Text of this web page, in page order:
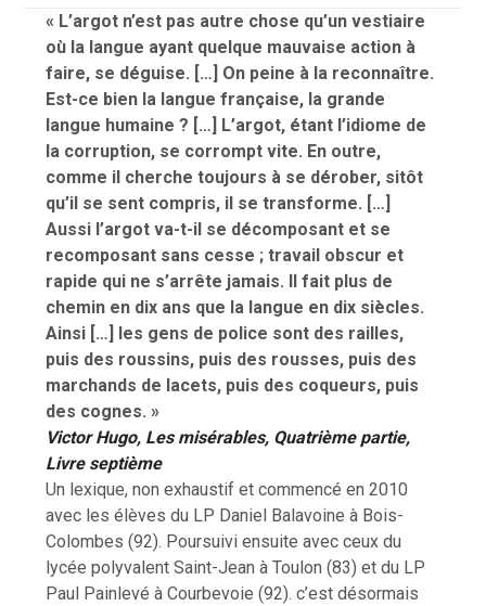
« L’argot n’est pas autre chose qu’un vestiaire
où la langue ayant quelque mauvaise action à
faire, se déguise. […] On peine à la reconnaître.
Est-ce bien la langue française, la grande
langue humaine ? […] L’argot, étant l’idiome de
la corruption, se corrompt vite. En outre,
comme il cherche toujours à se dérober, sitôt
qu’il se sent compris, il se transforme. […]
Aussi l’argot va-t-il se décomposant et se
recomposant sans cesse ; travail obscur et
rapide qui ne s’arrête jamais. Il fait plus de
chemin en dix ans que la langue en dix siècles.
Ainsi […] les gens de police sont des railles,
puis des roussins, puis des rousses, puis des
marchands de lacets, puis des coqueurs, puis
des cognes. »
Victor Hugo, Les misérables, Quatrième partie,
Livre septième
Un lexique, non exhaustif et commencé en 2010
avec les élèves du LP Daniel Balavoine à Bois-
Colombes (92). Poursuivi ensuite avec ceux du
lycée polyvalent Saint-Jean à Toulon (83) et du LP
Paul Painlevé à Courbevoie (92). c’est désormais